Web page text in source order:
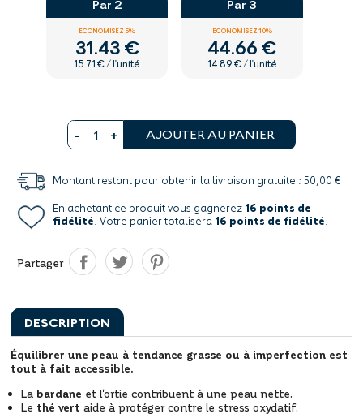
Par 2
ECONOMISEZ 5%
31.43 €
15.71 € / l'unité
Par 3
ECONOMISEZ 10%
44.66 €
14.89 € / l'unité
AJOUTER AU PANIER
Montant restant pour obtenir la livraison gratuite : 50,00 €
En achetant ce produit vous gagnerez 16 points de
fidélité. Votre panier totalisera 16 points de fidélité.
Partager
DESCRIPTION
Équilibrer une peau à tendance grasse ou à imperfection est
tout à fait accessible.
La bardane et l'ortie contribuent à une peau nette.
Le thé vert aide à protéger contre le stress oxydatif.